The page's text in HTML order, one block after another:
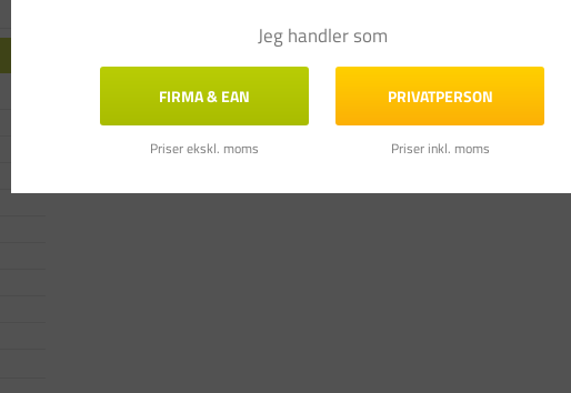
Jeg handler som
FIRMA & EAN
Priser ekskl. moms
PRIVATPERSON
Priser inkl. moms